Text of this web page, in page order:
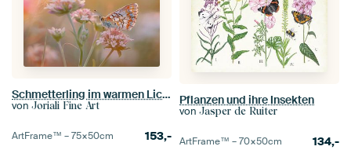
Schmetterling im warmen Licht – Poetische Naturfotografie
von Joriali Fine Art
ArtFrame™ –75×50cm 153,-
Pflanzen und ihre Insekten
von Jasper de Ruiter
ArtFrame™ –70×50cm 134,-